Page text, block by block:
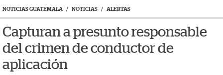
NOTICIAS GUATEMALA / NOTICIAS / ALERTAS
Capturan a presunto responsable
del crimen de conductor de
aplicación